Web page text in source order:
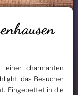
einer charmanten
das Besucher
Eingebettet in die